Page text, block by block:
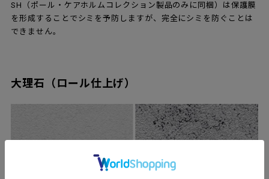
SH（ポール・ケアホルムコレクション製品のみに同梱）は保護膜
を形成することでシミを予防しますが、完全にシミを防ぐことは
できません。
大理石（ロール仕上げ）